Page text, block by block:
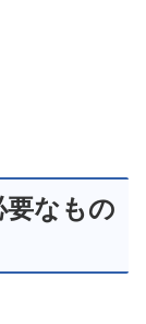
要なもの